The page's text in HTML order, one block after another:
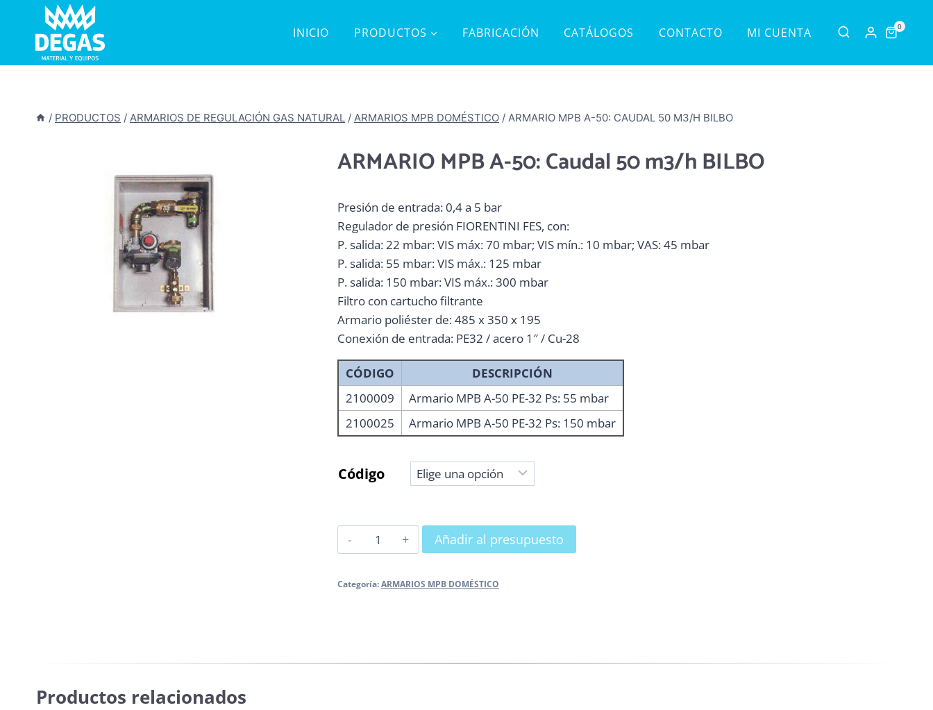
contenido
INICIO PRODUCTOS FABRICACIÓN CATÁLOGOS CONTACTO MI CUENTA 0
/ PRODUCTOS / ARMARIOS DE REGULACIÓN GAS NATURAL / ARMARIOS MPB DOMÉSTICO / ARMARIO MPB A-50: CAUDAL 50 M3/H BILBO
ARMARIO MPB A-50: Caudal 50 m3/h BILBO
Presión de entrada: 0,4 a 5 bar
Regulador de presión FIORENTINI FES, con:
P. salida: 22 mbar: VIS máx: 70 mbar; VIS mín.: 10 mbar; VAS: 45 mbar
P. salida: 55 mbar: VIS máx.: 125 mbar
P. salida: 150 mbar: VIS máx.: 300 mbar
Filtro con cartucho filtrante
Armario poliéster de: 485 x 350 x 195
Conexión de entrada: PE32 / acero 1″ / Cu-28
CÓDIGO
DESCRIPCIÓN
2100009
Armario MPB A-50 PE-32 Ps: 55 mbar
2100025
Armario MPB A-50 PE-32 Ps: 150 mbar
Código
ARMARIO
MPB
50:
BILBO
Añadir al presupuesto
Categoría:ARMARIOS MPB DOMÉSTICO
Productos relacionados